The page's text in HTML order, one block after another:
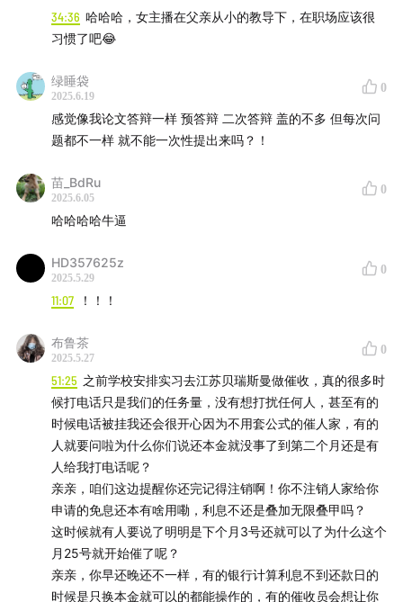
34:36 哈哈哈，女主播在父亲从小的教导下，在职场应该很
习惯了吧😂
绿睡袋
2025.6.19
0
感觉像我论文答辩一样 预答辩 二次答辩 盖的不多 但每次问
题都不一样 就不能一次性提出来吗？！
苗_BdRu
2025.6.05
0
哈哈哈哈牛逼
HD357625z
2025.5.29
0
11:07 ！！！
布鲁茶
2025.5.27
0
51:25 之前学校安排实习去江苏贝瑞斯曼做催收，真的很多时
候打电话只是我们的任务量，没有想打扰任何人，甚至有的
时候电话被挂我还会很开心因为不用套公式的催人家，有的
人就要问啦为什么你们说还本金就没事了到第二个月还是有
人给我打电话呢？
亲亲，咱们这边提醒你还完记得注销啊！你不注销人家给你
申请的免息还本有啥用嘞，利息不还是叠加无限叠甲吗？
这时候就有人要说了明明是下个月3号还就可以了为什么这个
月25号就开始催了呢？
亲亲，你早还晚还不一样，有的银行计算利息不到还款日的
时候是只换本金就可以的都能操作的，有的催收员会想让你